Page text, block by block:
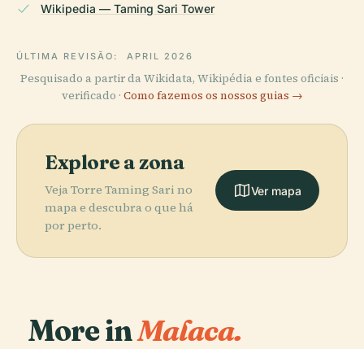
Wikipedia — Taming Sari Tower
ÚLTIMA REVISÃO: APRIL 2026
Pesquisado a partir da Wikidata, Wikipédia e fontes oficiais ·
verificado · Como fazemos os nossos guias →
Explore a zona
Veja Torre Taming Sari no
mapa e descubra o que há
por perto.
Ver mapa
More inMalaca.